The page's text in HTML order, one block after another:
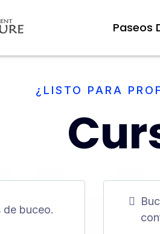
Paseos
¿LISTO PARA
de buceo.